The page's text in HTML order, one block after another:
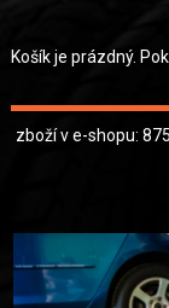
Košík je prázdný.
zboží v e-shopu: 875